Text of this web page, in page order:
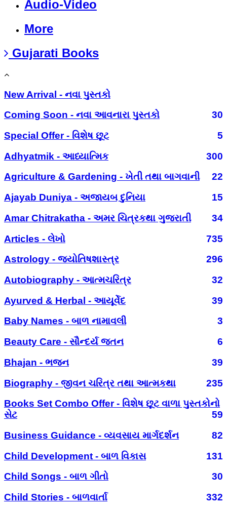
Audio-Video
More
Gujarati Books
New Arrival - નવા પુસ્તકો
Coming Soon - નવા આવનારા પુસ્તકો
30
Special Offer - વિશેષ છૂટ
5
Adhyatmik - આધ્યાત્મિક
300
Agriculture & Gardening - ખેતી તથા બાગવાની
22
Ajayab Duniya - અજાયબ દુનિયા
15
Amar Chitrakatha - અમર ચિત્રકથા ગુજરાતી
34
Articles - લેખો
735
Astrology - જ્યોતિષશાસ્ત્ર
296
Autobiography - આત્મચરિત્ર
32
Ayurved & Herbal - આયૂર્વેદ
39
Baby Names - બાળ નામાવલી
3
Beauty Care - સૌન્દર્ય જતન
6
Bhajan - ભજન
39
Biography - જીવન ચરિત્ર તથા આત્મકથા
235
Books Set Combo Offer - વિશેષ છૂટ વાળા પુસ્તકોનો
સેટ
59
Business Guidance - વ્યવસાય માર્ગદર્શન
82
Child Development - બાળ વિકાસ
131
Child Songs - બાળ ગીતો
30
Child Stories - બાળવાર્તા
332